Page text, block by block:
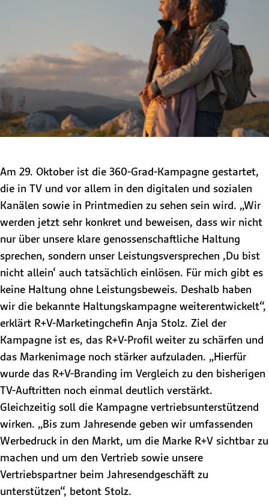
Am 29. Oktober ist die 360-Grad-Kampagne gestartet,
die in TV und vor allem in den digitalen und sozialen
Kanälen sowie in Printmedien zu sehen sein wird. „Wir
werden jetzt sehr konkret und beweisen, dass wir nicht
nur über unsere klare genossenschaftliche Haltung
sprechen, sondern unser Leistungsversprechen ‚Du bist
nicht allein‘ auch tatsächlich einlösen. Für mich gibt es
keine Haltung ohne Leistungsbeweis. Deshalb haben
wir die bekannte Haltungskampagne weiterentwickelt“,
erklärt R+V-Marketingchefin Anja Stolz. Ziel der
Kampagne ist es, das R+V-Profil weiter zu schärfen und
das Markenimage noch stärker aufzuladen. „Hierfür
wurde das R+V-Branding im Vergleich zu den bisherigen
TV-Auftritten noch einmal deutlich verstärkt.
Gleichzeitig soll die Kampagne vertriebsunterstützend
wirken. „Bis zum Jahresende geben wir umfassenden
Werbedruck in den Markt, um die Marke R+V sichtbar zu
machen und um den Vertrieb sowie unsere
Vertriebspartner beim Jahresendgeschäft zu
unterstützen“, betont Stolz.